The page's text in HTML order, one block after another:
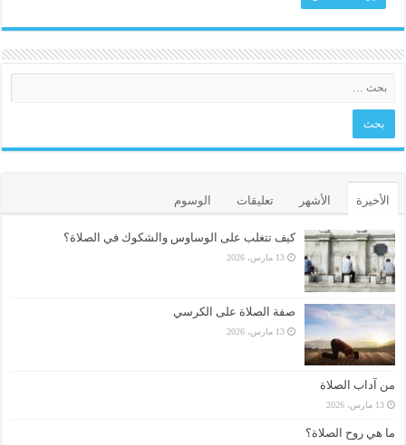
الأخيرة الأشهر تعليقات الوسوم
كيف تتغلب على الوساوس والشكوك في الصلاة؟
13 مارس، 2026
صفة الصلاة على الكرسي
13 مارس، 2026
من آداب الصلاة
13 مارس، 2026
ما هي روح الصلاة؟